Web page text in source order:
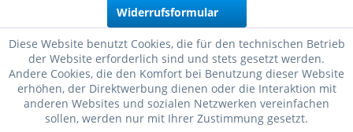
Widerrufsformular
Diese Website benutzt Cookies, die für den technischen Betrieb
der Website erforderlich sind und stets gesetzt werden.
Andere Cookies, die den Komfort bei Benutzung dieser Website
erhöhen, der Direktwerbung dienen oder die Interaktion mit
anderen Websites und sozialen Netzwerken vereinfachen
sollen, werden nur mit Ihrer Zustimmung gesetzt.